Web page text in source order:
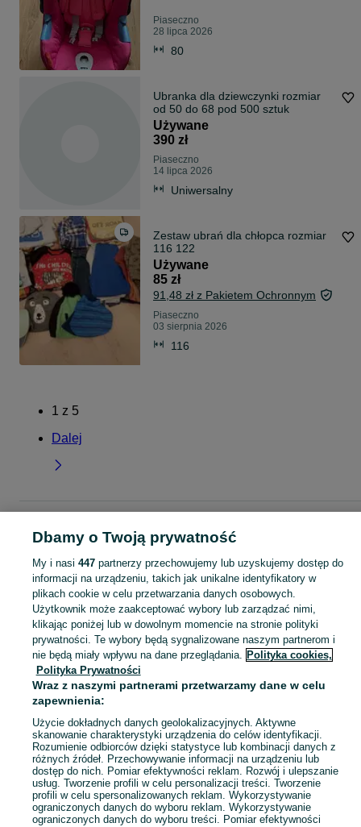
Piaseczno
28 lipca 2026
80
Ubranka dla dziewczynki rozmiar
od 50 do 68 pod 500 sztuk
Używane
390 zł
Piaseczno
14 lipca 2026
Uniwersalny
Zestaw ubrań dla chłopca rozmiar
116 122
Używane
85 zł
91,48 zł z Pakietem Ochronnym
Piaseczno
03 sierpnia 2026
116
1 z 5
Dalej
- Mazowieckie
Paki ubrań - Piaseczno
KATEGORIA
garnitur dla dziewczynki spodnie dzwony dla dziewczynki , strójZobacz
Mapa kategorii
Mapa miejscowości
Mapa ministron
Popularne wyszukiwania
Dbamy o Twoją prywatność
My i nasi 447partnerzy przechowujemy lub uzyskujemy dostęp do
informacji na urządzeniu, takich jak unikalne identyfikatory w
plikach cookie w celu przetwarzania danych osobowych.
Użytkownik może zaakceptować wybory lub zarządzać nimi,
klikając poniżej lub w dowolnym momencie na stronie polityki
prywatności. Te wybory będą sygnalizowane naszym partnerom i
nie będą miały wpływu na dane przeglądania. Polityka cookies,
Polityka Prywatności
Wraz z naszymi partnerami przetwarzamy dane w celu
zapewnienia:
Użycie dokładnych danych geolokalizacyjnych. Aktywne
skanowanie charakterystyki urządzenia do celów identyfikacji.
Rozumienie odbiorców dzięki statystyce lub kombinacji danych z
różnych źródeł. Przechowywanie informacji na urządzeniu lub
dostęp do nich. Pomiar efektywności reklam. Rozwój i ulepszanie
usług. Tworzenie profili w celu personalizacji treści. Tworzenie
profili w celu spersonalizowanych reklam. Wykorzystywanie
ograniczonych danych do wyboru reklam. Wykorzystywanie
ograniczonych danych do wyboru treści. Pomiar efektywności